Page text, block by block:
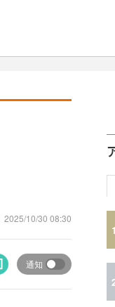
2025/10/30 08:30
通知
1